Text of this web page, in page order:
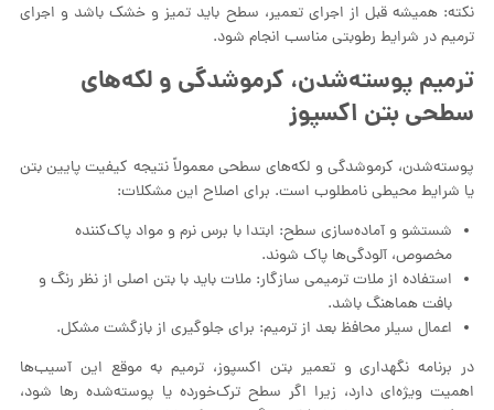
نکته: همیشه قبل از اجرای تعمیر، سطح باید تمیز و خشک باشد و اجرای
ترمیم در شرایط رطوبتی مناسب انجام شود.
ترمیم پوسته‌شدن، کرموشدگی و لکه‌های
سطحی بتن اکسپوز
پوسته‌شدن، کرموشدگی و لکه‌های سطحی معمولاً نتیجه کیفیت پایین بتن
یا شرایط محیطی نامطلوب است. برای اصلاح این مشکلات:
شستشو و آماده‌سازی سطح: ابتدا با برس نرم و مواد پاک‌کننده
مخصوص، آلودگی‌ها پاک شوند.
استفاده از ملات ترمیمی سازگار: ملات باید با بتن اصلی از نظر رنگ و
بافت هماهنگ باشد.
اعمال سیلر محافظ بعد از ترمیم: برای جلوگیری از بازگشت مشکل.
در برنامه نگهداری و تعمیر بتن اکسپوز، ترمیم به موقع این آسیب‌ها
اهمیت ویژه‌ای دارد، زیرا اگر سطح ترک‌خورده یا پوسته‌شده رها شود،